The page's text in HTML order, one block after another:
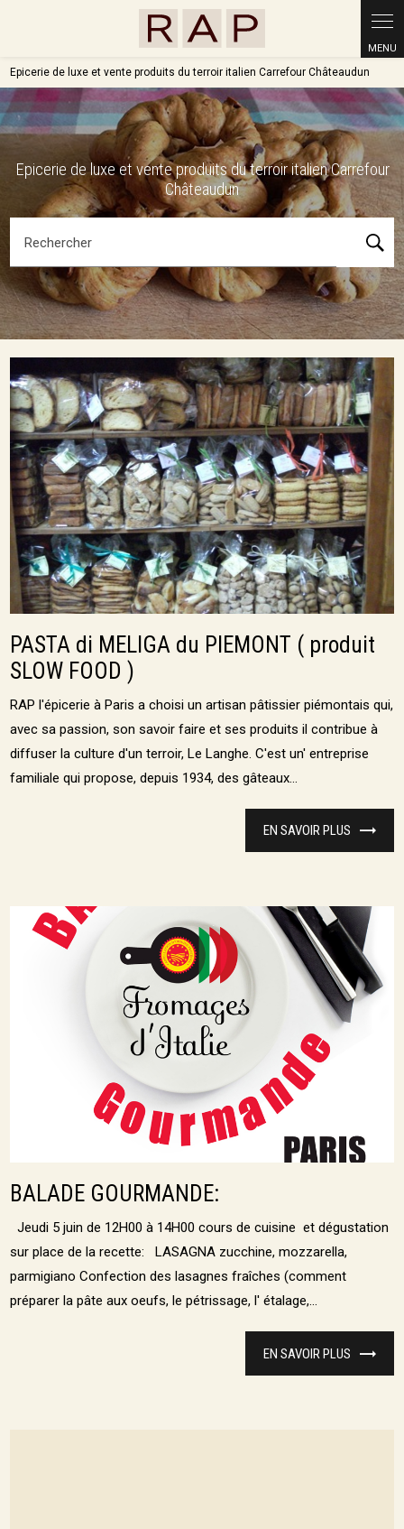
Epicerie de luxe et vente produits du terroir italien Carrefour Châteaudun
Epicerie de luxe et vente produits du terroir italien Carrefour
Châteaudun
Rechercher
PASTA di MELIGA du PIEMONT ( produit
SLOW FOOD )
RAP l'épicerie à Paris a choisi un artisan pâtissier piémontais qui,
avec sa passion, son savoir faire et ses produits il contribue à
diffuser la culture d'un terroir, Le Langhe. C'est un' entreprise
familiale qui propose, depuis 1934, des gâteaux...
EN SAVOIR PLUS
BALADE GOURMANDE:
Jeudi 5 juin de 12H00 à 14H00 cours de cuisine et dégustation
sur place de la recette: LASAGNA zucchine, mozzarella,
parmigiano Confection des lasagnes fraîches (comment
préparer la pâte aux oeufs, le pétrissage, l' étalage,...
EN SAVOIR PLUS
Panneau de gestion des cookies